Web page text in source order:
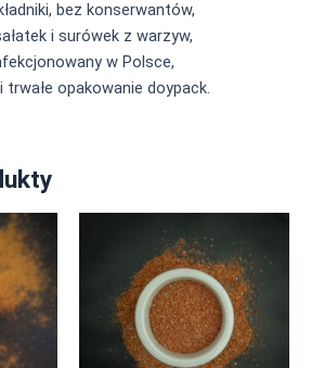
bez konserwantów,
i surówek z warzyw,
w Polsce,
opakowanie doypack.
Ten
produkt
ma
wiele
wariantów.
Opcje
produkt
ma
wiele
wariantów.
Opcje